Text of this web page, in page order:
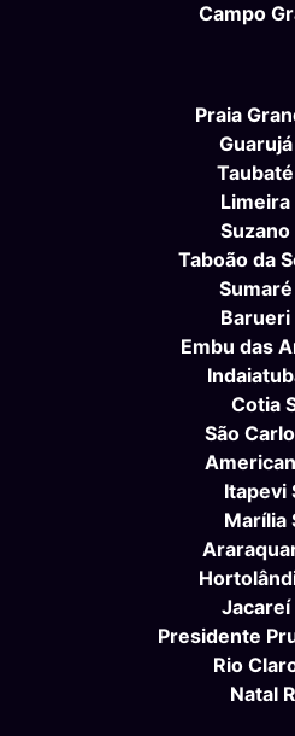
Campo
Praia
Guarujá
Taubaté
Limeira
Suzano
Taboão da
Sumaré
Barueri
Embu das
Cotia
São
Itapevi
Marília
Jacareí
Presidente
Rio
Natal